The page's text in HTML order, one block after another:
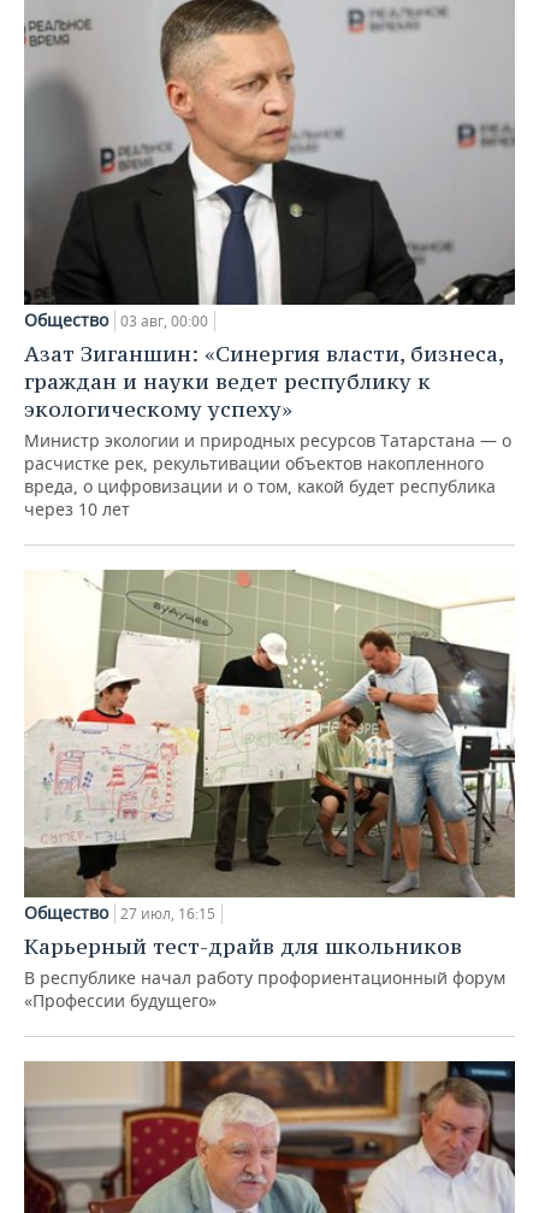
Общество 03 авг, 00:00
Азат Зиганшин: «Синергия власти, бизнеса,
граждан и науки ведет республику к
экологическому успеху»
Министр экологии и природных ресурсов Татарстана — о
расчистке рек, рекультивации объектов накопленного
вреда, о цифровизации и о том, какой будет республика
через 10 лет
Общество 27 июл, 16:15
Карьерный тест-драйв для школьников
В республике начал работу профориентационный форум
«Профессии будущего»